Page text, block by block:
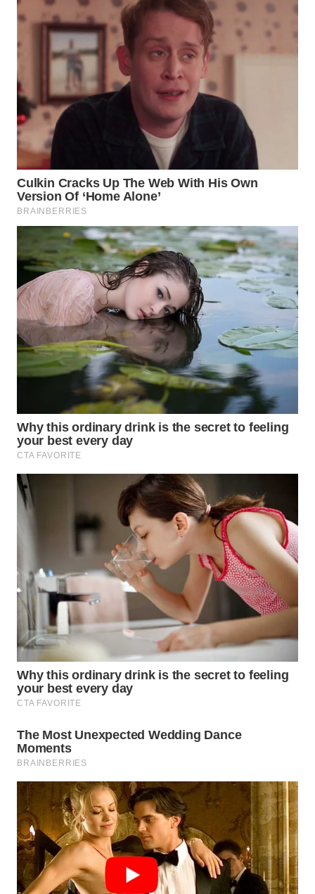
WN
SULSEL
WN
GORONTALO
WN
SULUT
WN
MALUKU
WN
MALUT
DAIRI
TOBA
WN
NIAS
TAPANULI
SELATAN
WN
TANJUNG
LESUNG
WN
WN
SIMALUNGUN
WN
LABUHANBATU
WN
TAPANULI
TENGAH